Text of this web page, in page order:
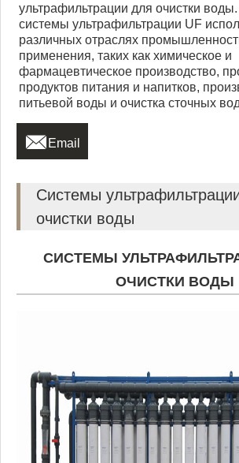
ультрафильтрации для очистки
системы ультрафильтрации UF
различных отраслях
применения, таких как химическое и
фармацевтическое производство,
продуктов питания и напитков,
питьевой воды и очистка сточных
 Email
Системы
очистки воды
СИСТЕМЫ
ОЧИСТКИ ВОДЫ